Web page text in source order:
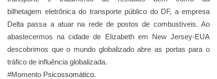
bilhetagem eletrônica do transporte público do DF, a empresa
Delta passa a atuar na rede de postos de combustíveis. Ao
abastecermos na cidade de Elizabeth em New Jersey-EUA
descobrimos que o mundo globalizado abre as portas para o
tráfico de influência globalizada.
#Momento Psicossomático.